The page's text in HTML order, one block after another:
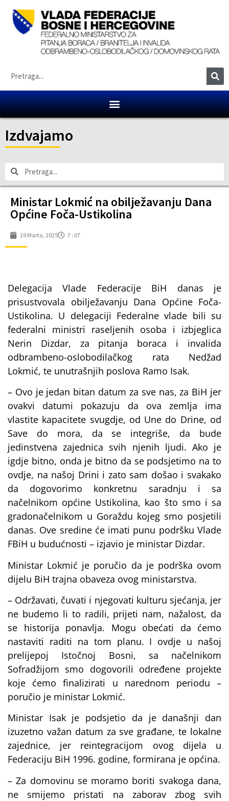
Izdvajamo
Ministar Lokmić na obilježavanju Dana
Općine Foča-Ustikolina
19 Marta, 2025 7 : 07
Delegacija Vlade Federacije BiH danas je
prisustvovala obilježavanju Dana Općine Foča-
Ustikolina. U delegaciji Federalne vlade bili su
federalni ministri raseljenih osoba i izbjeglica
Nerin Dizdar, za pitanja boraca i invalida
odbrambeno-oslobodilačkog rata Nedžad
Lokmić, te unutrašnjih poslova Ramo Isak.
– Ovo je jedan bitan datum za sve nas, za BiH jer
ovakvi datumi pokazuju da ova zemlja ima
vlastite kapacitete svugdje, od Une do Drine, od
Save do mora, da se integriše, da bude
jedinstvena zajednica svih njenih ljudi. Ako je
igdje bitno, onda je bitno da se podsjetimo na to
ovdje, na našoj Drini i zato sam došao i svakako
da dogovorimo konkretnu saradnju i sa
načelnikom općine Ustikolina, kao što smo i sa
gradonačelnikom u Goraždu kojeg smo posjetili
danas. Ove sredine će imati punu podršku Vlade
FBiH u budućnosti – izjavio je ministar Dizdar.
Ministar Lokmić je poručio da je podrška ovom
dijelu BiH trajna obaveza ovog ministarstva.
– Održavati, čuvati i njegovati kulturu sjećanja, jer
ne budemo li to radili, prijeti nam, nažalost, da
se historija ponavlja. Mogu obećati da ćemo
nastaviti raditi na tom planu. I ovdje u našoj
prelijepoj Istočnoj Bosni, sa načelnikom
Sofradžijom smo dogovorili određene projekte
koje ćemo finalizirati u narednom periodu –
poručio je ministar Lokmić.
Ministar Isak je podsjetio da je današnji dan
izuzetno važan datum za sve građane, te lokalne
zajednice, jer reintegracijom ovog dijela u
Federaciju BiH 1996. godine, formirana je općina.
– Za domovinu se moramo boriti svakoga dana,
ne smijemo pristati na zaborav zbog svih